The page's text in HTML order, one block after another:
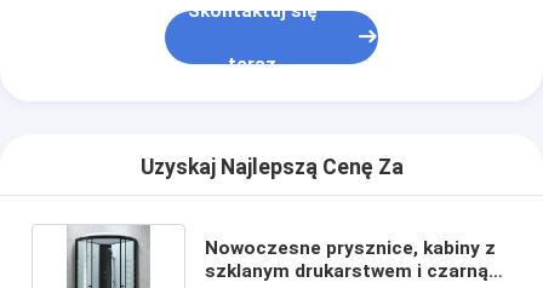
Skontaktuj się
teraz
Uzyskaj Najlepszą Cenę Za
Nowoczesne prysznice, kabiny z
szklanym drukarstwem i czarną